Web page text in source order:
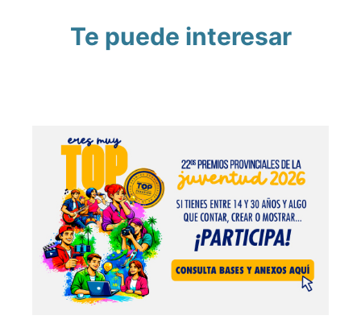
Te puede interesar